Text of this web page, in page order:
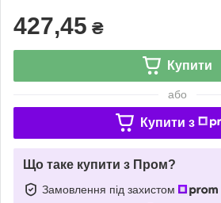
427,45 ₴
Купити
або
Купити з
Що таке купити з Пром?
Замовлення під захистом